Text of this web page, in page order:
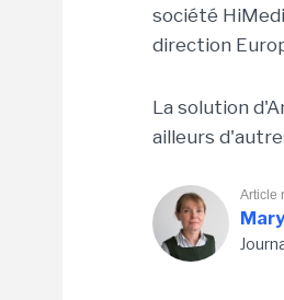
société
direction
La solution
ailleurs
Article